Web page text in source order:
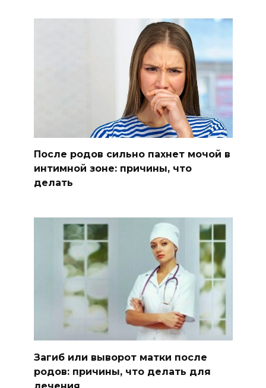
После родов сильно пахнет мочой в
интимной зоне: причины, что
делать
Загиб или выворот матки после
родов: причины, что делать для
лечения